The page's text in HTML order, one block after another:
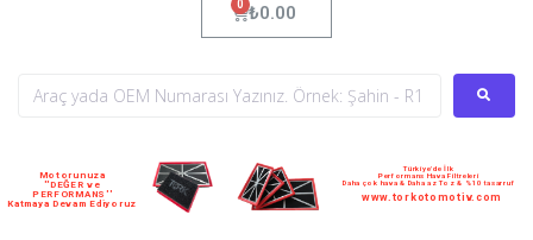
₺0.00
Motorunuza
''DEĞER ve
PERFORMANS''
Katmaya Devam Ediyoruz
Türkiye'de İlk
Performans Hava Filtreleri
Daha çok hava & Daha az Toz & %10 tasarruf
www.torkotomotiv.com